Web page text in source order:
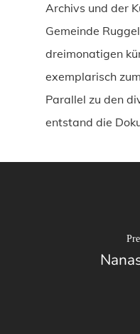
Archivs und der
Gemeinde
dreimonatigen
exemplarisch
Parallel zu den
entstand die